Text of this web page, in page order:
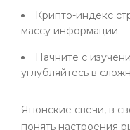
Крипто-индекс
массу информации.
Начните с
углубляйтесь в
Японские свечи, в
понять настроения